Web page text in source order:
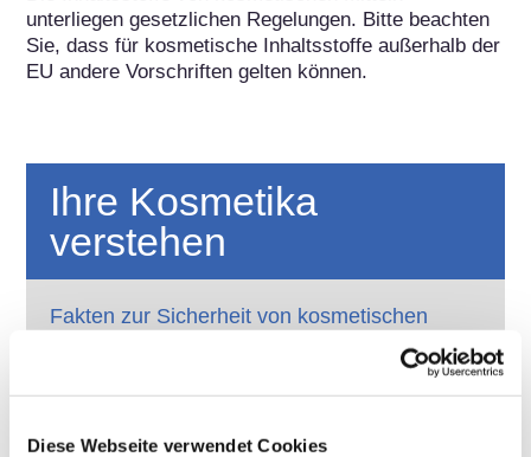
Diese Webseite verwendet Cookies
unterliegen gesetzlichen Regelungen. Bitte beachten
Sie, dass für kosmetische Inhaltsstoffe außerhalb der
EU andere Vorschriften gelten können.
Ihre Kosmetika
verstehen
Fakten zur Sicherheit von kosmetischen
Strenge Rechtsvorschriften sorgen dafür,
dass kosmetische Produkte und
Union verkauft werden, sicher für die
Mehr erfahren